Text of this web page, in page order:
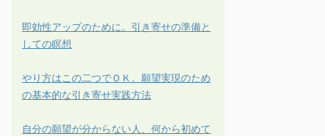
即効性アップのために。引き寄せの準備と
しての瞑想
やり方はこの二つでＯＫ。願望実現のため
の基本的な引き寄せ実践方法
自分の願望が分からない人、何から初めて